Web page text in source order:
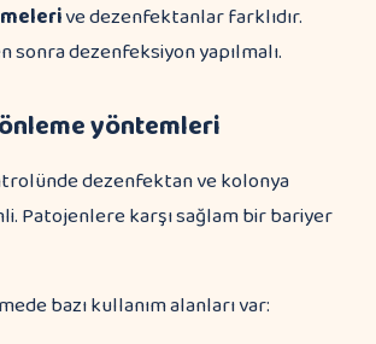
ve dezenfektanlar farklıdır.
dezenfeksiyon yapılmalı.
yöntemleri
dezenfektan ve kolonya
Patojenlere karşı sağlam bir bariyer
bazı kullanım alanları var: